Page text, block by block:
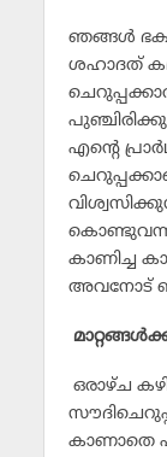
ഞങ്ങള്‍
ശഹാദത്
എന്റെ
കാണിച്ച
അവനോട്
മാറ്റങ്ങള്‍ക്ക്
ഒരാഴ്ച
കാണാതെ